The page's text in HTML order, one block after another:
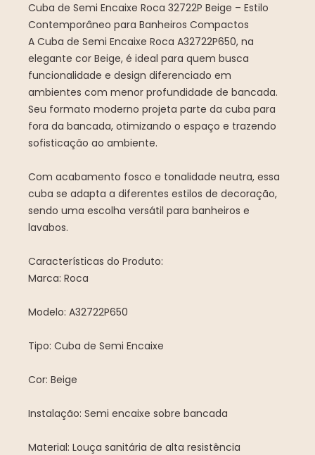
Cuba de Semi Encaixe Roca 32722P Beige – Estilo
Contemporâneo para Banheiros Compactos
A Cuba de Semi Encaixe Roca A32722P650, na
elegante cor Beige, é ideal para quem busca
funcionalidade e design diferenciado em
ambientes com menor profundidade de bancada.
Seu formato moderno projeta parte da cuba para
fora da bancada, otimizando o espaço e trazendo
sofisticação ao ambiente.
Com acabamento fosco e tonalidade neutra, essa
cuba se adapta a diferentes estilos de decoração,
sendo uma escolha versátil para banheiros e
lavabos.
Características do Produto:
Marca: Roca
Modelo: A32722P650
Tipo: Cuba de Semi Encaixe
Cor: Beige
Instalação: Semi encaixe sobre bancada
Material: Louça sanitária de alta resistência